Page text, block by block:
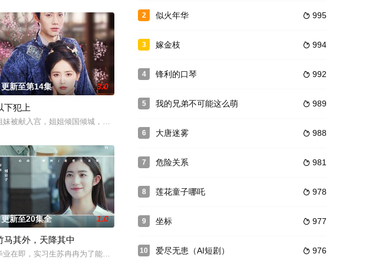
，千头万绪的事。因他“一根筋”的傻，领
到勇敢克服困难，最后脱险获得新生的过程。
的漂亮女生李嘉影真心相爱，因出身贫困课外努力打工，减少家庭负担，共同的命运和共同的追求使两个
更新至第14集 3.0
下犯上
妹被献入宫，姐姐倾国倾城，妹妹机灵讨巧。本想安稳度日却屡遭绝命算计，求生无门。她们双剑合壁强强
慕茵换上了不治之症，很快就离世了，留下了
许志安、罗嘉良、潘芳芳、彭家丽、刘玉翠、黎耀祥、冯素波、黄天铎、蔡国庆、焦
亡，沦为乞丐，后又遁入空门。他走投无路，参加了义军，从此南征北战，一步步走上了中国历史的舞台
更新至20集全 1.0
马其外，天降其中
业在即，实习生苏冉冉为了能够顺利告白，努力加入爱慕对象徐启恒所在的游戏公司，却在入职的第一天
2  995
似火年华
3  994
嫁金枝
4  992
锋利的口琴
5  989
我的兄弟不可能这么萌
6  988
大唐迷雾
7  981
危险关系
8  978
莲花童子哪吒
9  977
坐标
10  976
爱尽无患（AI短剧）